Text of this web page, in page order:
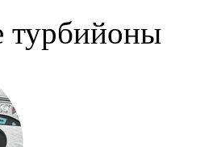
турбийоны